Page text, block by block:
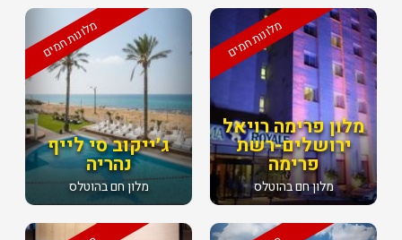
מלונות חמים
ג׳ייקוב סי לייף
נהריה
מלון חם בהוטלס
מלונות חמים
מלון פרימה רויאל
ירושלים-רשת
פרימה
מלון חם בהוטלס